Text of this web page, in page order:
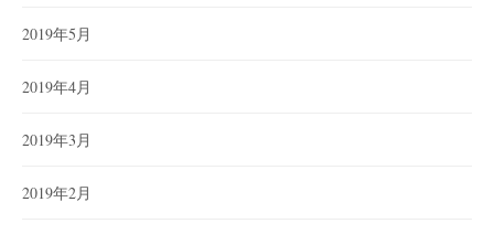
2019年5月
2019年4月
2019年3月
2019年2月